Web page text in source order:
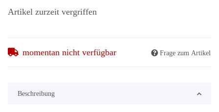
Artikel zurzeit vergriffen
momentan nicht verfügbar Frage zum Artikel
Beschreibung